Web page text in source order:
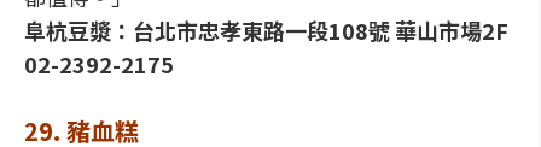
阜杭豆漿：台北市忠孝東路一段108號 華山市場2F
02-2392-2175
29. 豬血糕